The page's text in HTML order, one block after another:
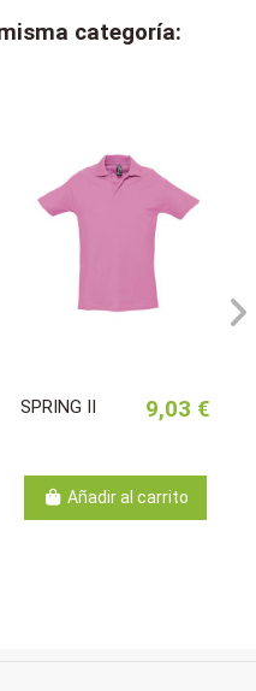
categoría:
SPRING II 9,03 €
Añadir al carrito